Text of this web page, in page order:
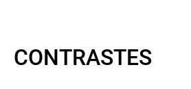
CONTRASTES